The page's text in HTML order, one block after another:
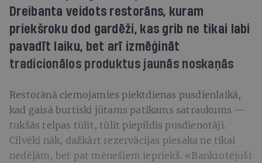
Dreibanta veidots restorāns, kuram
priekšroku dod gardēži, kas grib ne tikai labi
pavadīt laiku, bet arī izmēģināt
tradicionālos produktus jaunās noskaņās
Restorānā ciemojamies piektdienas pusdienlaikā,
kad gaisā burtiski jūtams patīkams satraukums —
tukšās telpas tūlīt, tūlīt piepildīs pusdienotāji.
Cilvēki nāk, dažkārt rezervācijas piesaka ne tikai
nedēļām, bet pat mēnešiem iepriekš. «Bankrotējuši